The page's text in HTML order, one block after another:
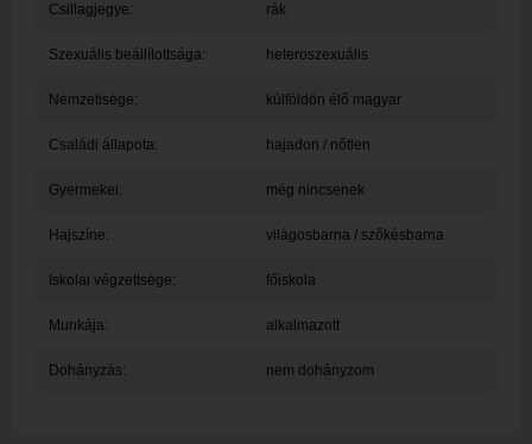
Csillagjegye: rák
Szexuális beállítottsága: heteroszexuális
Nemzetisége: külföldön élő magyar
Családi állapota: hajadon / nőtlen
Gyermekei: még nincsenek
Hajszíne: világosbarna / szőkésbarna
Iskolai végzettsége: főiskola
Munkája: alkalmazott
Dohányzás: nem dohányzom